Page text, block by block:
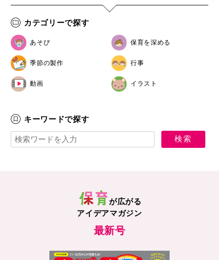
カテゴリーで探す
あそび 保育を深める
季節の製作 行事
動画 イラスト
キーワードで探す
が広がる
アイデアマガジン
最新号